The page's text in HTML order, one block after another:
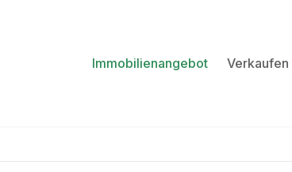
Immobilienangebot Verkaufen